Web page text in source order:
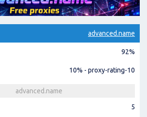
advanced.name
92%
10% - proxy-rating-10
advanced.name
5